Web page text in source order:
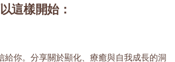
這樣開始：
給你。分享關於顯化、療癒與自我成長的洞